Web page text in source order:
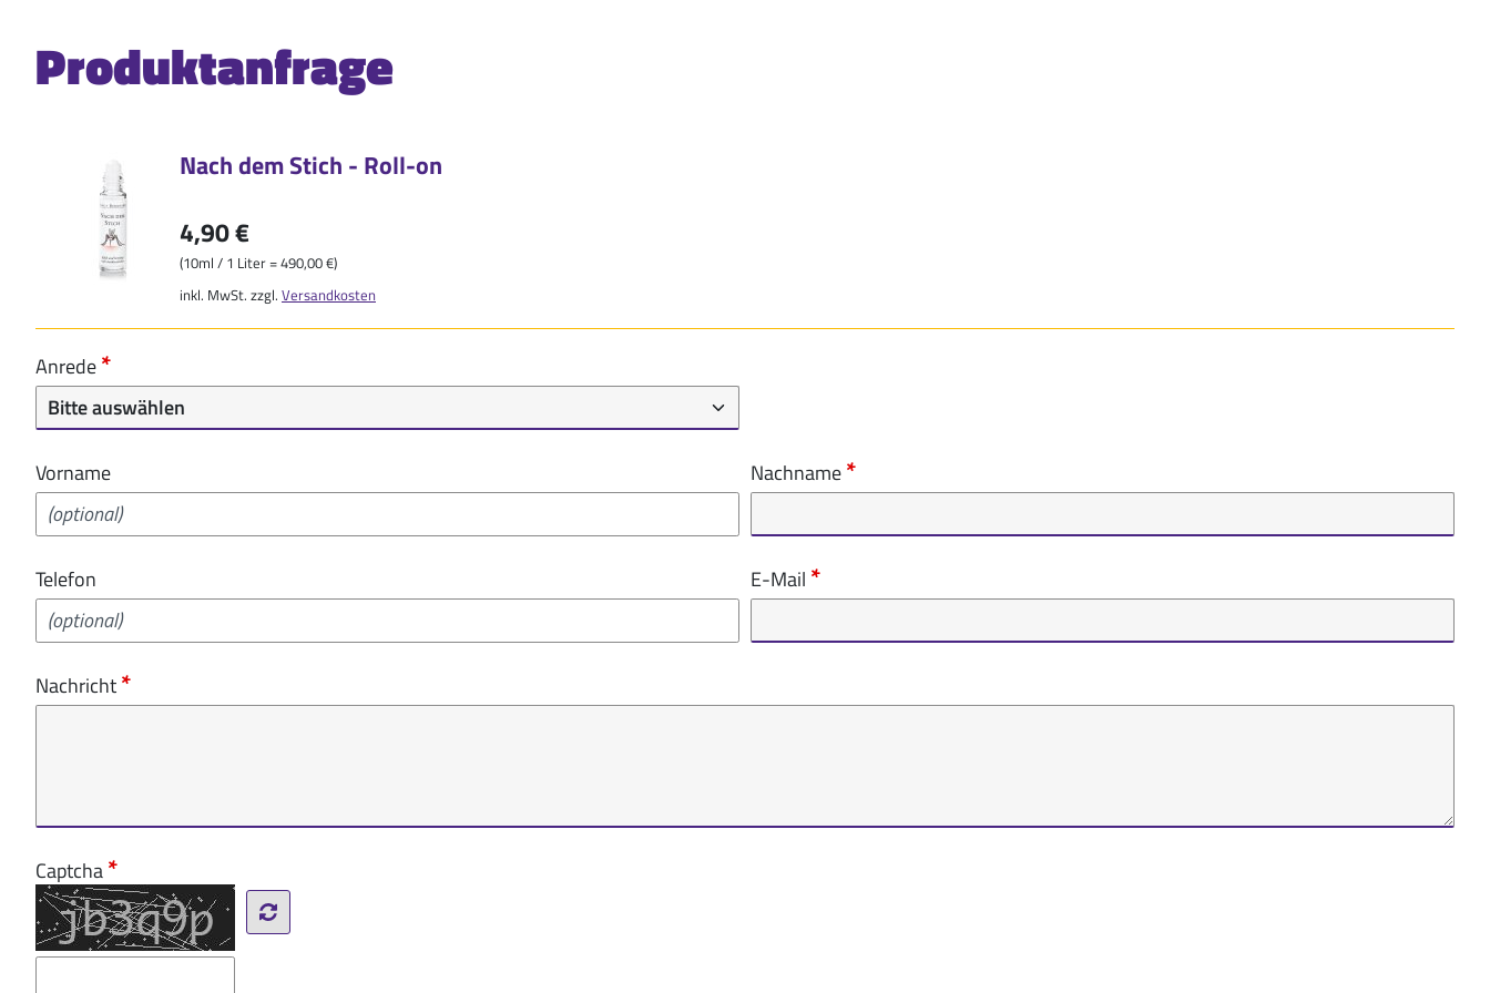
Produktanfrage
Nach dem Stich - Roll-on
4,90 €
(10ml / 1 Liter = 490,00 €)
inkl. MwSt. zzgl. Versandkosten
Anrede
Vorname Nachname
Telefon E-Mail
Nachricht
Captcha
Reload Captcha